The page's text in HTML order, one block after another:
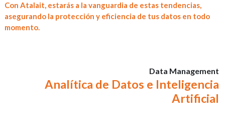
Con Atalait, estarás a la vanguardia de estas tendencias,
asegurando la protección y eficiencia de tus datos en todo
momento.
Data Management
Analítica de Datos e Inteligencia
Artificial